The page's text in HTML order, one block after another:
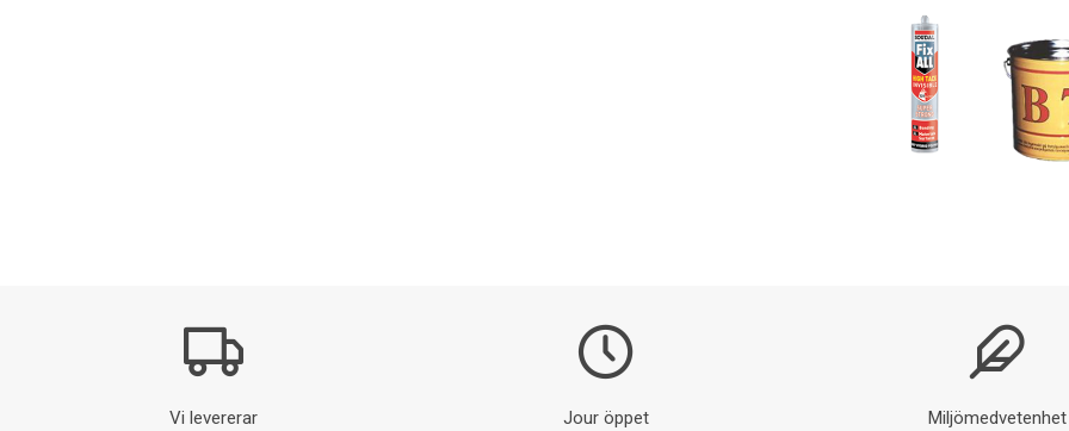
Vi levererar Jour öppet Miljömedvetenhet